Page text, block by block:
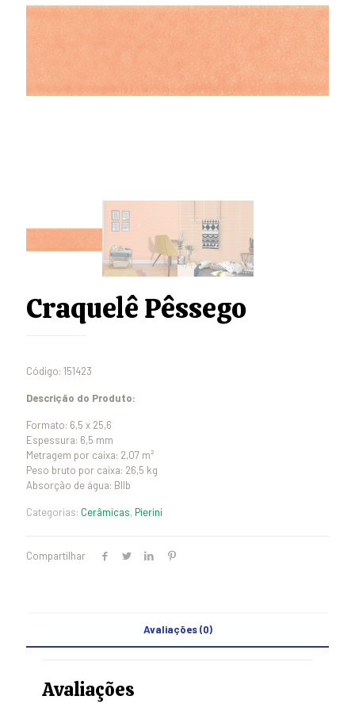
Craquelê Pêssego
Código: 151423
Descrição do Produto:
Formato: 6,5 x 25,6
Espessura: 6,5 mm
Metragem por caixa: 2,07 m²
Peso bruto por caixa: 26,5 kg
Absorção de água: BIIb
Categorias: Cerâmicas, Pierini
Compartilhar
Avaliações (0)
Avaliações